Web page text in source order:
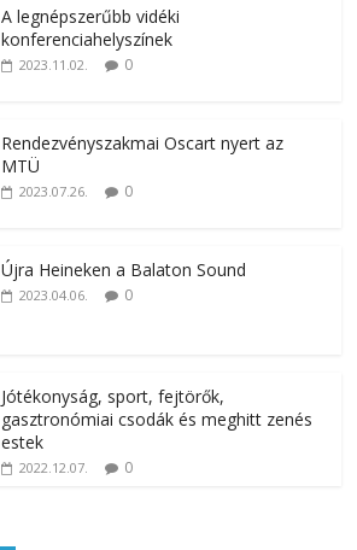
A legnépszerűbb vidéki
konferenciahelyszínek
2023.11.02. 0
Rendezvényszakmai Oscart nyert az
MTÜ
2023.07.26. 0
Újra Heineken a Balaton Sound
2023.04.06. 0
Jótékonyság, sport, fejtörők,
gasztronómiai csodák és meghitt zenés
estek
2022.12.07. 0